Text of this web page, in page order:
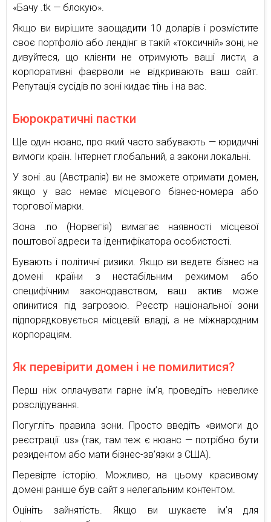
«Бачу .tk — блокую».
Якщо ви вирішите заощадити 10 доларів і розмістите
своє портфоліо або лендінг в такій «токсичній» зоні, не
дивуйтеся, що клієнти не отримують ваші листи, а
корпоративні фаєрволи не відкривають ваш сайт.
Репутація сусідів по зоні кидає тінь і на вас.
Бюрократичні пастки
Ще один нюанс, про який часто забувають — юридичні
вимоги країн. Інтернет глобальний, а закони локальні.
У зоні .au (Австралія) ви не зможете отримати домен,
якщо у вас немає місцевого бізнес-номера або
торгової марки.
Зона .no (Норвегія) вимагає наявності місцевої
поштової адреси та ідентифікатора особистості.
Бувають і політичні ризики. Якщо ви ведете бізнес на
домені країни з нестабільним режимом або
специфічним законодавством, ваш актив може
опинитися під загрозою. Реєстр національної зони
підпорядковується місцевій владі, а не міжнародним
корпораціям.
Як перевірити домен і не помилитися?
Перш ніж оплачувати гарне ім’я, проведіть невелике
розслідування.
Погугліть правила зони. Просто введіть «вимоги до
реєстрації .us» (так, там теж є нюанс — потрібно бути
резидентом або мати бізнес-зв’язки з США).
Перевірте історію. Можливо, на цьому красивому
домені раніше був сайт з нелегальним контентом.
Оцініть зайнятість. Якщо ви шукаєте ім’я для